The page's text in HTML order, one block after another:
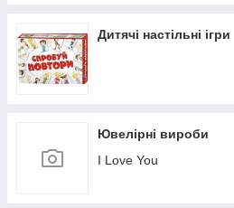
Дитячі настільні ігри
Ювелірні вироби
I Love You